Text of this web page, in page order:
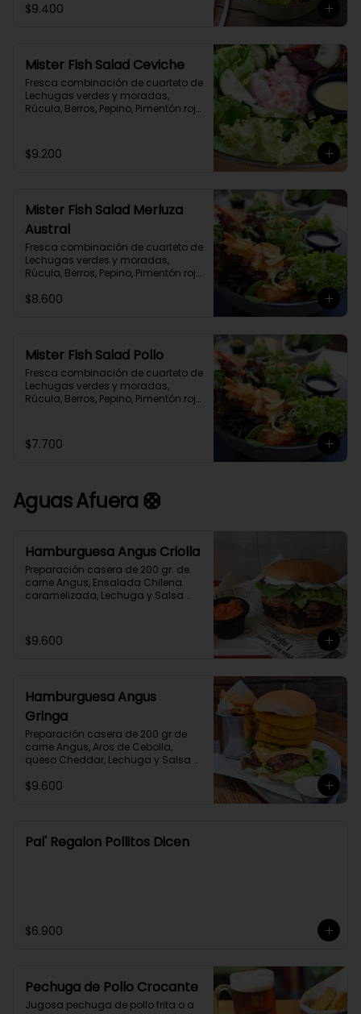
Camarones Crocante. Aderezada
$9.400
Mister Fish Salad Ceviche
Fresca combinación de cuarteto de
Lechugas verdes y moradas,
Rúcula, Berros, Pepino, Pimentón rojo,
limoneta casera.
$9.200
Mister Fish Salad Merluza
Austral
Fresca combinación de cuarteto de
Lechugas verdes y moradas,
Rúcula, Berros, Pepino, Pimentón rojo,
cubos de Merluza Austral
$8.600
Mister Fish Salad Pollo
Fresca combinación de cuarteto de
Lechugas verdes y moradas,
Rúcula, Berros, Pepino, Pimentón rojo,
limoneta casera.
$7.700
Aguas Afuera 🛟
Hamburguesa Angus Criolla
Preparación casera de 200 gr. de
carne Angus, Ensalada Chilena
caramelizada, Lechuga y Salsa
Guajillo.
$9.600
Hamburguesa Angus
Gringa
Preparación casera de 200 gr de
carne Angus, Aros de Cebolla,
queso Cheddar, Lechuga y Salsa
acompañado de Papas Fritas y
$9.600
Pal' Regalon Pollitos Dicen
$6.900
Pechuga de Pollo Crocante
Jugosa pechuga de pollo frita o a